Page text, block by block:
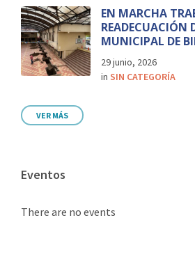
EN MARCHA
READECUACIÓN
MUNICIPAL DE
29 junio, 2026
in SIN CATEGORÍA
VER MÁS
Eventos
There are no events